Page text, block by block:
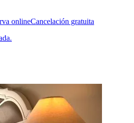
onlineCancelación gratuita